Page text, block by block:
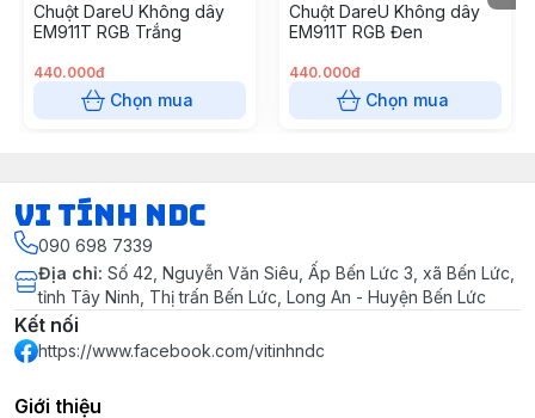
Chuột DareU Không dây
EM911T RGB Trắng
440.000đ
Chọn mua
Chuột DareU Không dây
EM911T RGB Đen
440.000đ
Chọn mua
VI TÍNH NDC
090 698 7339
Địa chỉ: Số 42, Nguyễn Văn Siêu, Ấp Bến Lức 3, xã Bến Lức,
tỉnh Tây Ninh, Thị trấn Bến Lức, Long An - Huyện Bến Lức
Kết nối
https://www.facebook.com/vitinhndc
Giới thiệu